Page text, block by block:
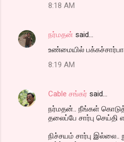
8:18 AM
நர்மதன் said…
உண்மையில்
8:19 AM
Cable சங்கர் said…
நர்மதன்.. நீங்கள்
தலைப்பே சார்பு செய்தி
நிச்சயம் சார்பு இல்லை..